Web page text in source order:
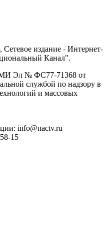
издание - Интернет-
Канал".
Эл № ФС77-71368 от
службой по надзору в
и массовых
info@nactv.ru
15